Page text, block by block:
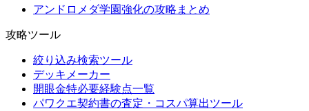
アンドロメダ学園強化の攻略まとめ
攻略ツール
絞り込み検索ツール
デッキメーカー
開眼金特必要経験点一覧
パワクエ契約書の査定・コスパ算出ツール